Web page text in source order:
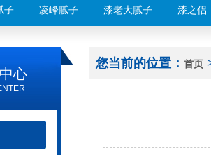
子 凌峰腻子 漆老大腻子 漆之侣
心
您当前的位置： 首页